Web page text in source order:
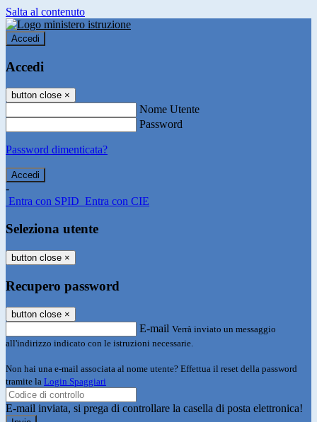
Salta al contenuto
Accedi
Accedi
button close ×
Nome Utente
Password
Password dimenticata?
-
Entra con SPID Entra con CIE
Seleziona utente
button close ×
Recupero password
button close ×
E-mail Verrà inviato un messaggio
all'indirizzo indicato con le istruzioni necessarie.
Non hai una e-mail associata al nome utente? Effettua il reset della password
tramite la Login Spaggiari
E-mail inviata, si prega di controllare la casella di posta elettronica!